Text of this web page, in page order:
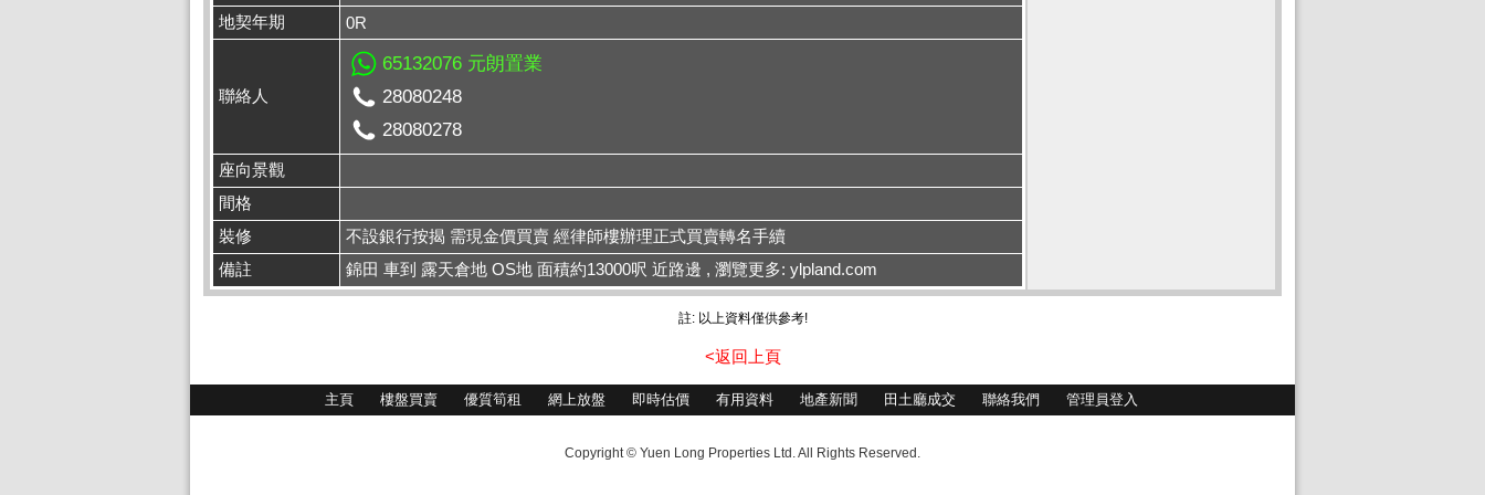
地契年期
0R
聯絡人
65132076 元朗置業
28080248
28080278
座向景觀
間格
裝修
不設銀行按揭 需現金價買賣 經律師樓辦理正式買賣轉名手續
備註
錦田 車到 露天倉地 OS地 面積約13000呎 近路邊 , 瀏覽更多: ylpland.com
註: 以上資料僅供參考!
<返回上頁
主頁 樓盤買賣 優質筍租 網上放盤 即時估價 有用資料 地產新聞 田土廳成交 聯絡我們 管理員登入
Copyright © Yuen Long Properties Ltd. All Rights Reserved.